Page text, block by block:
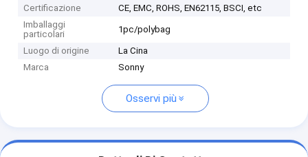
Certificazione
CE, EMC, ROHS, EN62115, BSCI, etc
Imballaggi
particolari
1pc/polybag
Luogo di origine
La Cina
Marca
Sonny
Osservi più